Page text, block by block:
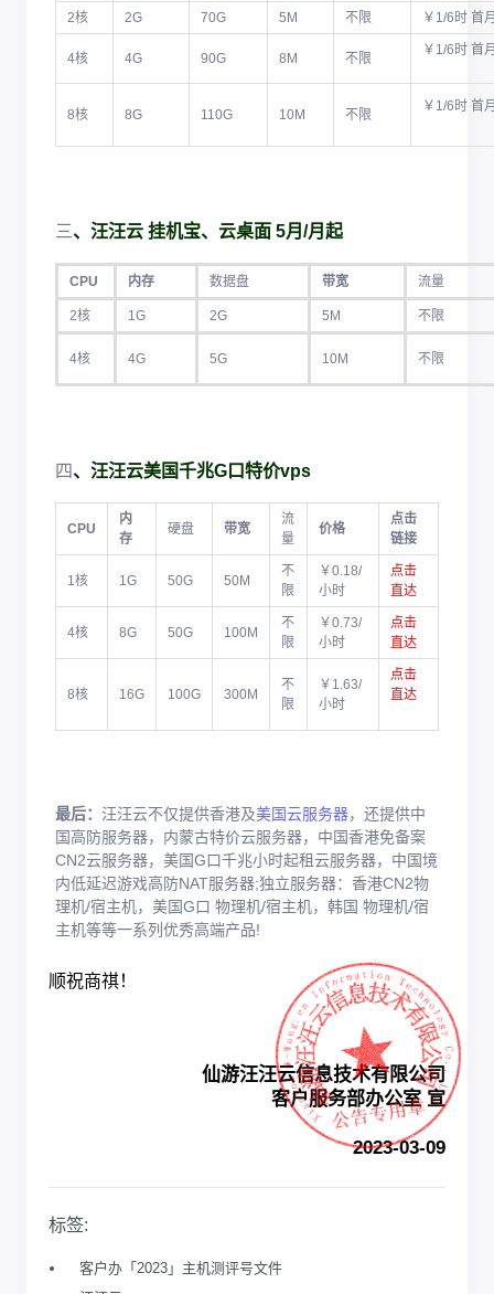
2核 2G 70G 5M 不限 ￥1/6时 首
4核 4G 90G 8M 不限
￥1/6时 首
8核 8G 110G 10M 不限
￥1/6时 首
三、汪汪云 挂机宝、云桌面 5月/月起
CPU 内存 数据盘 带宽 流量
2核 1G 2G 5M 不限
4核 4G 5G 10M 不限
四、 汪汪云美国千兆G口特价vps
CPU
内
存
硬盘 带宽
流
量
价格
点击
链接
1核 1G 50G 50M
不
限
￥0.18/
小时
点击
直达
4核 8G 50G 100M
不
限
￥0.73/
小时
点击
直达
8核 16G 100G 300M
不
限
￥1.63/
小时
点击
直达
最后： 汪汪云不仅提供香港及美国云服务器，还提供中
国高防服务器，内蒙古特价云服务器，中国香港免备案
CN2云服务器，美国G口千兆小时起租云服务器，中国境
内低延迟游戏高防NAT服务器;独立服务器：香港CN2物
理机/宿主机，美国G口 物理机/宿主机，韩国 物理机/宿
主机等等一系列优秀高端产品!
顺祝商祺！
仙游汪汪云信息技术有限公司
客户服务部办公室 宣
2023-03-09
标签:
客户办「2023」主机测评号文件